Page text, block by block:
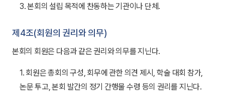
3. 본회의 설립 목적에 찬동하는 기관이나 단체.
제4조(회원의 권리와 의무)
본회의 회원은 다음과 같은 권리와 의무를 지닌다.
1. 회원은 총회의 구성, 회무에 관한 의견 제시, 학술 대회 참가,
논문 투고, 본회 발간의 정기 간행물 수령 등의 권리를 지닌다.